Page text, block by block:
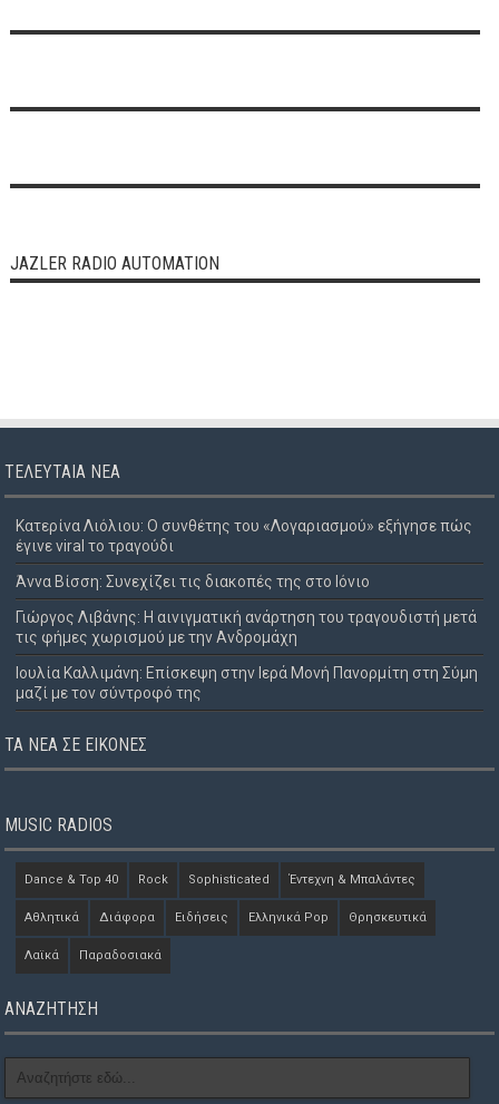
JAZLER RADIO AUTOMATION
ΤΕΛΕΥΤΑΊΑ ΝΈΑ
Κατερίνα Λιόλιου: Ο συνθέτης του «Λογαριασμού» εξήγησε πώς
έγινε viral το τραγούδι
Άννα Βίσση: Συνεχίζει τις διακοπές της στο Ιόνιο
Γιώργος Λιβάνης: Η αινιγματική ανάρτηση του τραγουδιστή μετά
τις φήμες χωρισμού με την Ανδρομάχη
Ιουλία Καλλιμάνη: Επίσκεψη στην Ιερά Μονή Πανορμίτη στη Σύμη
μαζί με τον σύντροφό της
ΤΑ ΝΈΑ ΣΕ ΕΙΚΌΝΕΣ
MUSIC RADIOS
Dance & Top 40 Rock Sophisticated Έντεχνη & Μπαλάντες
Αθλητικά Διάφορα Ειδήσεις Ελληνικά Pop Θρησκευτικά
Λαϊκά Παραδοσιακά
ΑΝΑΖΗΤΗΣΗ